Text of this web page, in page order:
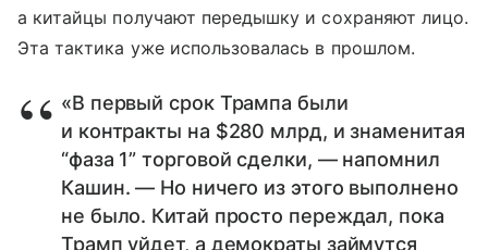
а китайцы получают передышку и сохраняют лицо.
Эта тактика уже использовалась в прошлом.
«В первый срок Трампа были
и контракты на $280 млрд, и знаменитая
“фаза 1” торговой сделки, — напомнил
Кашин. — Но ничего из этого выполнено
не было. Китай просто переждал, пока
Трамп уйдет, а демократы займутся